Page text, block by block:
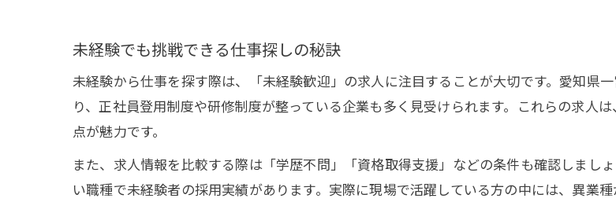
一宮市で未経験歓迎求人を比較
未経験スタートにおすすめの応
未経験でも自分に合う職種の見
一宮市で未経験歓迎の職種を徹
未経験でも挑戦できる仕事探しの秘訣
未経験から仕事を探す際は、「未経験歓迎」の求人に注目することが大切です。愛知県
り、正社員登用制度や研修制度が整っている企業も多く見受けられます。これらの求人
点が魅力です。
また、求人情報を比較する際は「学歴不問」「資格取得支援」などの条件も確認しまし
い職種で未経験者の採用実績があります。実際に現場で活躍している方の中には、異業